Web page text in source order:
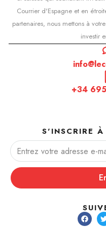
Courrier d'Espagne et en
partenaires, nous mettons à
investir
+34
S'INSCRIRE